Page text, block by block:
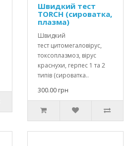
Швидкий тест
ТORCH (сироватка,
плазма)
Швидкий
тест цитомегаловірус,
токсоплазмоз, вірус
краснухи, герпес 1 та 2
типів (сироватка..
300.00 грн